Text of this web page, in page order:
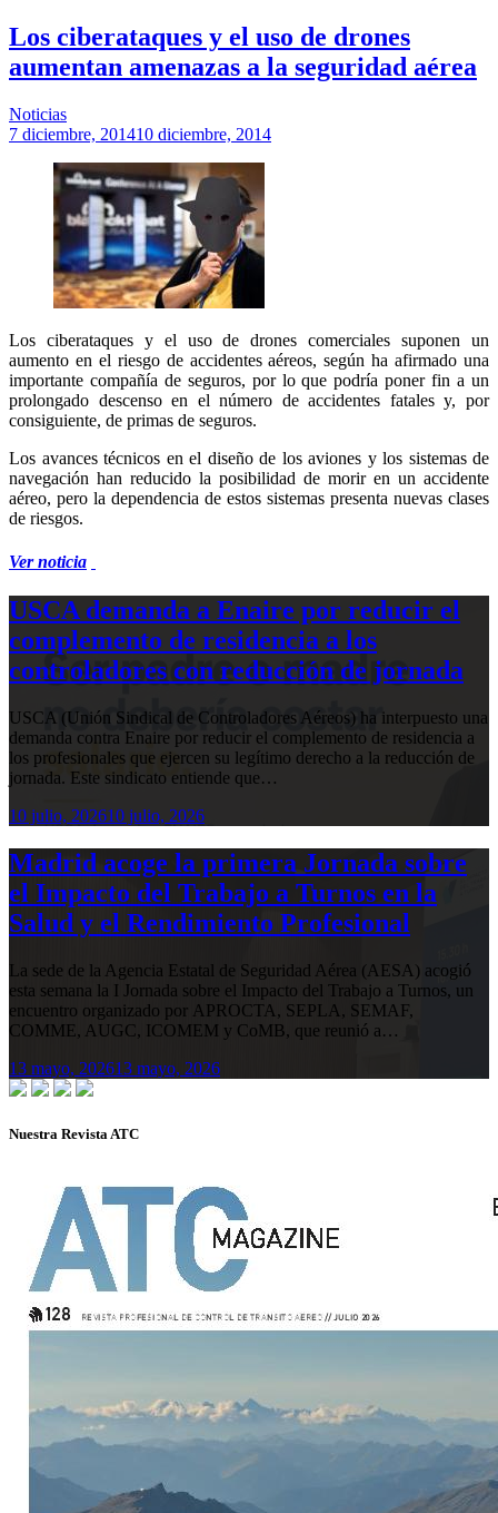
Los ciberataques y el uso de drones
aumentan amenazas a la seguridad aérea
Noticias
7 diciembre, 201410 diciembre, 2014
Los ciberataques y el uso de drones comerciales suponen un
aumento en el riesgo de accidentes aéreos, según ha afirmado una
importante compañía de seguros, por lo que podría poner fin a un
prolongado descenso en el número de accidentes fatales y, por
consiguiente, de primas de seguros.
Los avances técnicos en el diseño de los aviones y los sistemas de
navegación han reducido la posibilidad de morir en un accidente
aéreo, pero la dependencia de estos sistemas presenta nuevas clases
de riesgos.
Ver noticia
USCA demanda a Enaire por reducir el
complemento de residencia a los
controladores con reducción de jornada
USCA (Unión Sindical de Controladores Aéreos) ha interpuesto una
demanda contra Enaire por reducir el complemento de residencia a
los profesionales que ejercen su legítimo derecho a la reducción de
jornada. Este sindicato entiende que…
10 julio, 202610 julio, 2026
Madrid acoge la primera Jornada sobre
el Impacto del Trabajo a Turnos en la
Salud y el Rendimiento Profesional
La sede de la Agencia Estatal de Seguridad Aérea (AESA) acogió
esta semana la I Jornada sobre el Impacto del Trabajo a Turnos, un
encuentro organizado por APROCTA, SEPLA, SEMAF,
COMME, AUGC, ICOMEM y CoMB, que reunió a…
13 mayo, 202613 mayo, 2026
Nuestra Revista ATC